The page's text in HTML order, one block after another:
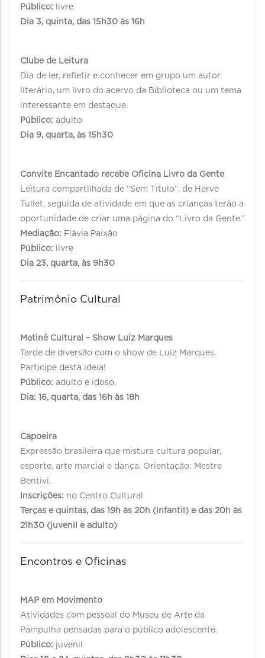
Público: livre
Dia 3, quinta, das 15h30 às 16h
Clube de Leitura
Dia de ler, refletir e conhecer em grupo um autor
literário, um livro do acervo da Biblioteca ou um tema
interessante em destaque.
Público: adulto
Dia 9, quarta, às 15h30
Convite Encantado recebe Oficina Livro da Gente
Leitura compartilhada de “Sem Título”, de Hervé
Tullet, seguida de atividade em que as crianças terão a
oportunidade de criar uma página do “Livro da Gente.”
Mediação: Flávia Paixão
Público: livre
Dia 23, quarta, às 9h30
Patrimônio Cultural
Matinê Cultural – Show Luiz Marques
Tarde de diversão com o show de Luiz Marques.
Participe desta ideia!
Público: adulto e idoso.
Dia: 16, quarta, das 16h às 18h
Capoeira
Expressão brasileira que mistura cultura popular,
esporte, arte marcial e dança. Orientação: Mestre
Bentivi.
Inscrições: no Centro Cultural
Terças e quintas, das 19h às 20h (infantil) e das 20h às
21h30 (juvenil e adulto)
Encontros e Oficinas
MAP em Movimento
Atividades com pessoal do Museu de Arte da
Pampulha pensadas para o público adolescente.
Público: juvenil